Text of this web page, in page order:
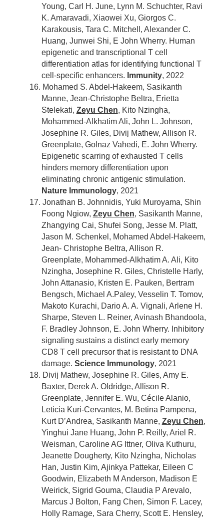
Young, Carl H. June, Lynn M. Schuchter, Ravi
K. Amaravadi, Xiaowei Xu, Giorgos C.
Karakousis, Tara C. Mitchell, Alexander C.
Huang, Junwei Shi, E John Wherry. Human
epigenetic and transcriptional T cell
differentiation atlas for identifying functional T
cell-specific enhancers. Immunity, 2022
16. Mohamed S. Abdel-Hakeem, Sasikanth
Manne, Jean-Christophe Beltra, Erietta
Stelekati, Zeyu Chen, Kito Nzingha,
Mohammed-Alkhatim Ali, John L. Johnson,
Josephine R. Giles, Divij Mathew, Allison R.
Greenplate, Golnaz Vahedi, E. John Wherry.
Epigenetic scarring of exhausted T cells
hinders memory differentiation upon
eliminating chronic antigenic stimulation.
Nature Immunology, 2021
17. Jonathan B. Johnnidis, Yuki Muroyama, Shin
Foong Ngiow, Zeyu Chen, Sasikanth Manne,
Zhangying Cai, Shufei Song, Jesse M. Platt,
Jason M. Schenkel, Mohamed Abdel-Hakeem,
Jean- Christophe Beltra, Allison R.
Greenplate, Mohammed-Alkhatim A. Ali, Kito
Nzingha, Josephine R. Giles, Christelle Harly,
John Attanasio, Kristen E. Pauken, Bertram
Bengsch, Michael A.Paley, Vesselin T. Tomov,
Makoto Kurachi, Dario A. A. Vignali, Arlene H.
Sharpe, Steven L. Reiner, Avinash Bhandoola,
F. Bradley Johnson, E. John Wherry. Inhibitory
signaling sustains a distinct early memory
CD8 T cell precursor that is resistant to DNA
damage. Science Immunology, 2021
18. Divij Mathew, Josephine R. Giles, Amy E.
Baxter, Derek A. Oldridge, Allison R.
Greenplate, Jennifer E. Wu, Cécile Alanio,
Leticia Kuri-Cervantes, M. Betina Pampena,
Kurt D’Andrea, Sasikanth Manne, Zeyu Chen,
Yinghui Jane Huang, John P. Reilly, Ariel R.
Weisman, Caroline AG Ittner, Oliva Kuthuru,
Jeanette Dougherty, Kito Nzingha, Nicholas
Han, Justin Kim, Ajinkya Pattekar, Eileen C
Goodwin, Elizabeth M Anderson, Madison E
Weirick, Sigrid Gouma, Claudia P Arevalo,
Marcus J Bolton, Fang Chen, Simon F. Lacey,
Holly Ramage, Sara Cherry, Scott E. Hensley,